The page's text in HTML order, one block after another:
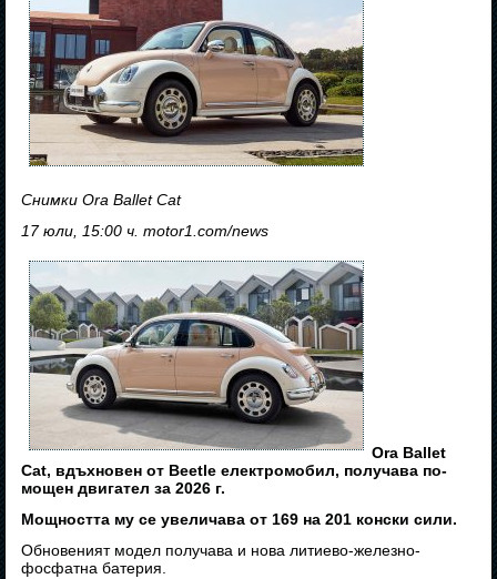
Снимки Ora Ballet Cat
17 юли, 15:00 ч. motor1.com/news
Ora Ballet
Cat, вдъхновен от Beetle електромобил, получава по-
мощен двигател за 2026 г.
Мощността му се увеличава от 169 на 201 конски сили.
Обновеният модел получава и нова литиево-железно-
фосфатна батерия.